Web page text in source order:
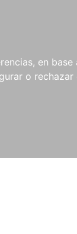
en
o
NOVEDADES